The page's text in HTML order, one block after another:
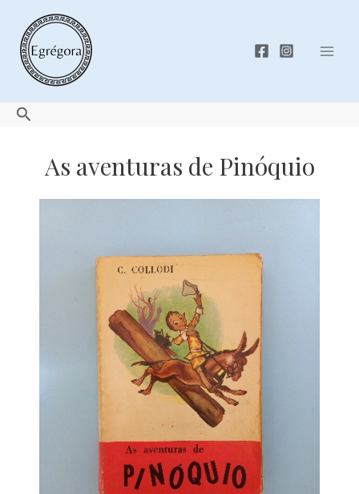
content
Search
As aventuras de Pinóquio